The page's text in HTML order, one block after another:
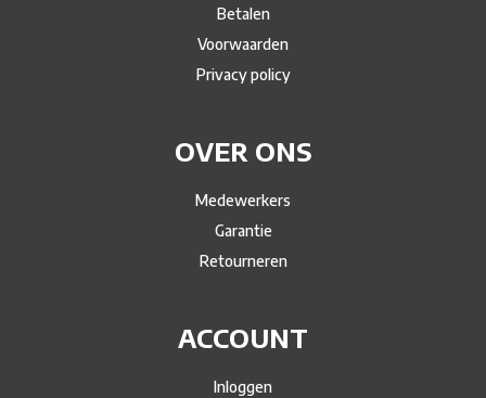
Betalen
Voorwaarden
Privacy policy
OVER ONS
Medewerkers
Garantie
Retourneren
ACCOUNT
Inloggen